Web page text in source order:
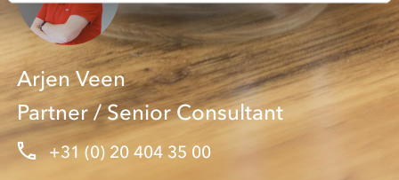
Arjen Veen
Partner / Senior Consultant
+31 (0) 20 404 35 00